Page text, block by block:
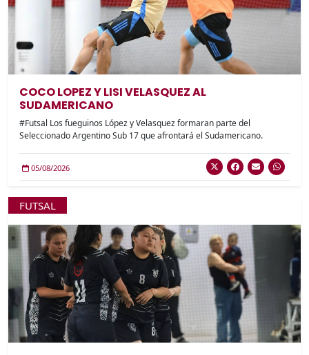
COCO LOPEZ Y LISI VELASQUEZ AL
SUDAMERICANO
#Futsal Los fueguinos López y Velasquez formaran parte del
Seleccionado Argentino Sub 17 que afrontará el Sudamericano.
05/08/2026
FUTSAL